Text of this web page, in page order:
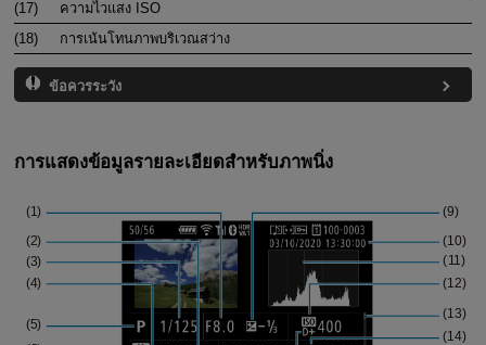
(17)
ความไวแสง ISO
(18)
การเน้นโทนภาพบริเวณสว่าง
ข้อควรระวัง
การแสดงข้อมูลรายละเอียดสำหรับภาพนิ่ง